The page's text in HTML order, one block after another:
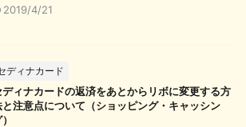
2019/4/21
ディナカード
ディナカードの返済をあとからリボに変更する方
と注意点について（ショッピング・キャッシン